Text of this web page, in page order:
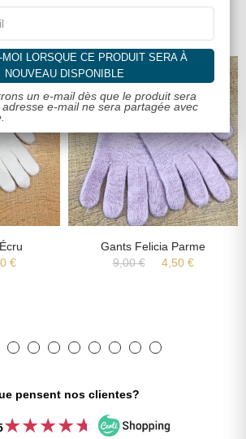
la même catégorie
€
-50%
Gants Felicia Parme
9,00 €
4,50 €
pensent nos clientes?
★★★★★
★
LORSQUE CE PRODUIT SERA À
NOUVEAU DISPONIBLE
un e-mail dès que le produit sera
e-mail ne sera partagée avec